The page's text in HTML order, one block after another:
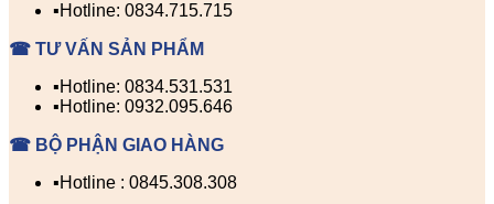
▪️Hotline: 0834.715.715
☎ TƯ VẤN SẢN PHẨM
▪️Hotline: 0834.531.531
▪️Hotline: 0932.095.646
☎ BỘ PHẬN GIAO HÀNG
▪️Hotline : 0845.308.308